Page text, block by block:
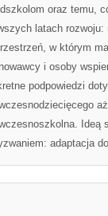
oraz temu,
latach
w którym
i osoby
podpowiedzi
Ideą
adaptacja